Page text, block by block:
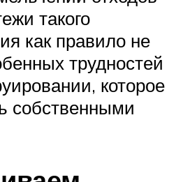
такого
как правило не
трудностей
которое
собственными